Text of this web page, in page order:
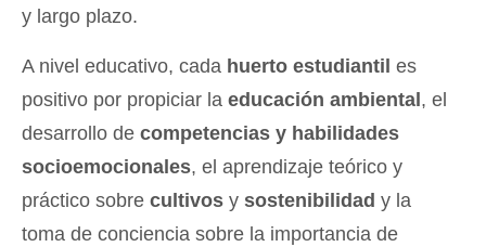
y largo plazo.
A nivel educativo, cada huerto estudiantil es
positivo por propiciar la educación ambiental , el
desarrollo de competencias y habilidades
socioemocionales, el aprendizaje teórico y
práctico sobre cultivos y sostenibilidad y la
toma de conciencia sobre la importancia de